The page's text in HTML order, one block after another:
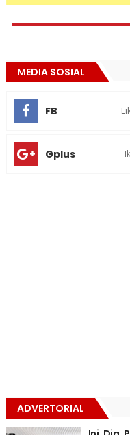
MEDIA SOSIAL
FB
Gplus
ADVERTORIAL